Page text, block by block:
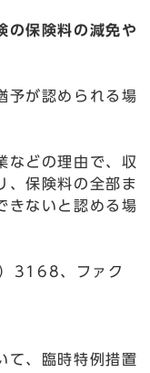
の保険料の減免や
予が認められる場
などの理由で、収
、保険料の全部ま
きないと認める場
3168、ファク
て、臨時特例措置